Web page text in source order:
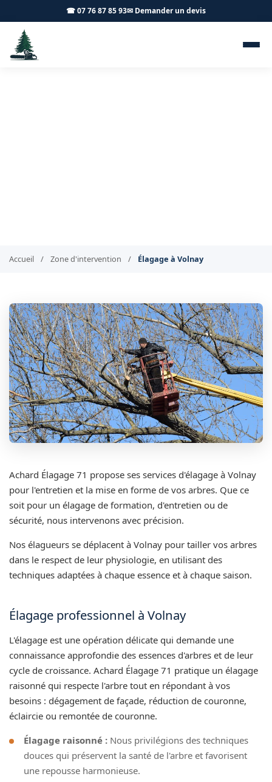
☎ 07 76 87 85 93✉ Demander un devis
Accueil / Zone d'intervention / Élagage à Volnay
Achard Élagage 71 propose ses services d'élagage à Volnay
pour l'entretien et la mise en forme de vos arbres. Que ce
soit pour un élagage de formation, d'entretien ou de
sécurité, nous intervenons avec précision.
Nos élagueurs se déplacent à Volnay pour tailler vos arbres
dans le respect de leur physiologie, en utilisant des
techniques adaptées à chaque essence et à chaque saison.
Élagage professionnel à Volnay
L'élagage est une opération délicate qui demande une
connaissance approfondie des essences d'arbres et de leur
cycle de croissance. Achard Élagage 71 pratique un élagage
raisonné qui respecte l'arbre tout en répondant à vos
besoins : dégagement de façade, réduction de couronne,
éclaircie ou remontée de couronne.
Élagage raisonné : Nous privilégions des techniques
douces qui préservent la santé de l'arbre et favorisent
une repousse harmonieuse.